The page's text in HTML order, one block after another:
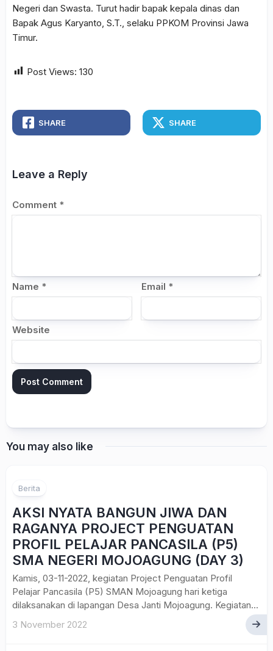
Negeri dan Swasta. Turut hadir bapak kepala dinas dan
Bapak Agus Karyanto, S.T., selaku PPKOM Provinsi Jawa
Timur.
Post Views: 130
SHARE SHARE
Leave a Reply
Comment *
Name * Email *
Website
You may also like
Berita
AKSI NYATA BANGUN JIWA DAN
RAGANYA PROJECT PENGUATAN
PROFIL PELAJAR PANCASILA (P5)
SMA NEGERI MOJOAGUNG (DAY 3)
Kamis, 03-11-2022, kegiatan Project Penguatan Profil
Pelajar Pancasila (P5) SMAN Mojoagung hari ketiga
dilaksanakan di lapangan Desa Janti Mojoagung. Kegiatan...
3 November 2022